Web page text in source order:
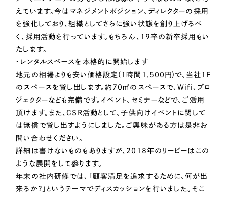
LP（ランディングページ）
キャンペーン・プロモーションサイト （12件）
ブランディング（ロゴ・印刷物） （90件）
その他
お客様インタビュー
えています。今はマネジメントポジション、ディレクターの採用
を強化しており、組織としてさらに強い状態を創り上げるべ
く、採用活動を行っています。もちろん、19卒の新卒採用もい
たします。
・レンタルスペースを本格的に開始します
地元の相場よりも安い価格設定(1時間1,500円)で、当社1F
のスペースを貸し出します。約70㎡のスペースで、Wifi、プロ
ジェクターなども完備です。イベント、セミナーなどで、ご活用
頂けます。また、CSR活動として、子供向けイベントに関して
は無償で貸し出すようにしました。ご興味がある方は是非お
問い合わせください。
詳細は書けないものもありますが、2018年のリーピーはこの
ような展開をして参ります。
年末の社内研修では、「顧客満足を追求するために、何が出
来るか？」というテーマでディスカッションを行いました。そこ